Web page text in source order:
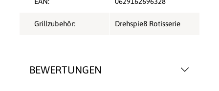
BEWERTUNGEN
Grillzubehör: Drehspieß Rotisserie